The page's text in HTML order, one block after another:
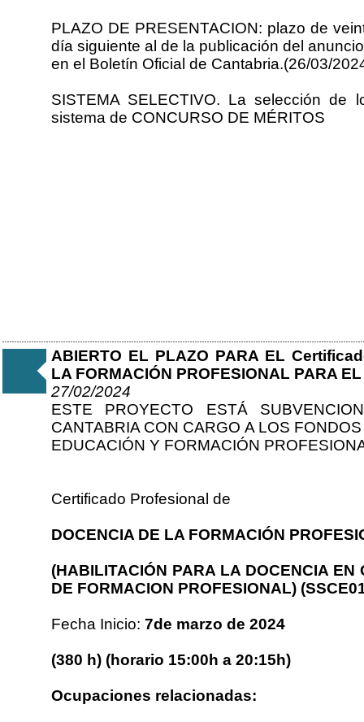
PLAZO DE PRESENTACION: plazo de
día siguiente al de la publicación del
en el Boletín Oficial de Cantabria.(26/03/
SISTEMA SELECTIVO. La selección de
sistema de CONCURSO DE MÉRITOS
ABIERTO EL PLAZO PARA EL
LA FORMACIÓN PROFESIONAL PARA
27/02/2024
ESTE PROYECTO ESTÁ
CANTABRIA CON CARGO A LOS
EDUCACIÓN Y FORMACIÓN
Certificado Profesional de
DOCENCIA DE LA FORMACIÓN
(HABILITACIÓN PARA LA DOCENCIA
DE FORMACION PROFESIONAL)
Fecha Inicio: 7de marzo de 2024
(380 h) (horario 15:00h a 20:15h)
Ocupaciones relacionadas: